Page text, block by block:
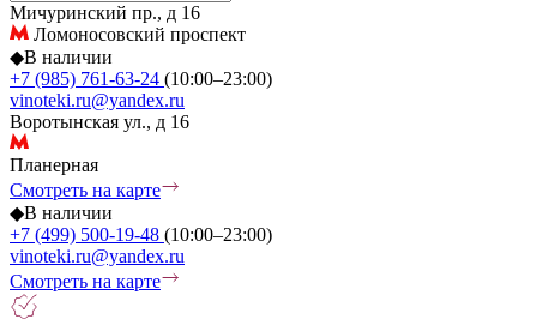
Мичуринский пр., д 16
Ломоносовский проспект
◆В наличии
+7 (985) 761-63-24 (10:00–23:00)
vinoteki.ru@yandex.ru
Воротынская ул., д 16
Планерная
Смотреть на карте
◆В наличии
+7 (499) 500-19-48 (10:00–23:00)
vinoteki.ru@yandex.ru
Смотреть на карте